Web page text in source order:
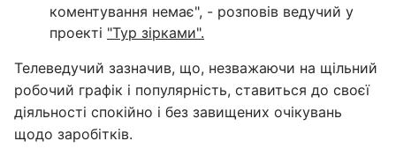
коментування немає", - розповів ведучий у
проекті "Тур зірками".
Телеведучий зазначив, що, незважаючи на щільний
робочий графік і популярність, ставиться до своєї
діяльності спокійно і без завищених очікувань
щодо заробітків.